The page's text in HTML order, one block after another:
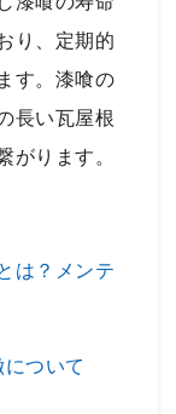
り、定期的
す。漆喰の
長い瓦屋根
がります。
は？メンテ
ついて